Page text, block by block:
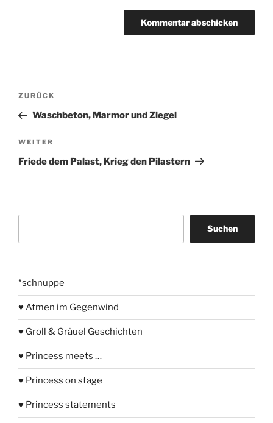
Beitragsnavigation
Vorheriger
Beitrag
ZURÜCK
Waschbeton, Marmor und Ziegel
Nächster
Beitrag
WEITER
Friede dem Palast, Krieg den Pilastern
Suchen
*schnuppe
♥ Atmen im Gegenwind
♥ Groll & Gräuel Geschichten
♥ Princess meets …
♥ Princess on stage
♥ Princess statements